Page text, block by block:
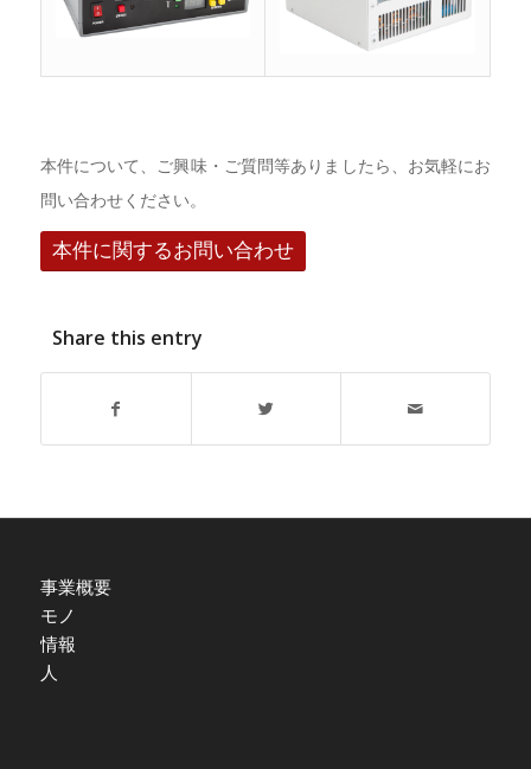
本件について、ご興味・ご質問等ありましたら、お気軽にお
問い合わせください。
本件に関するお問い合わせ
Share this entry
事業概要
モノ
情報
人